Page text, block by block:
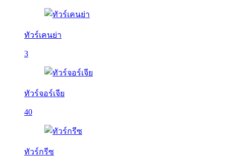
ทัวร์เคนย่า
3
ทัวร์จอร์เจีย
40
ทัวร์กรีซ